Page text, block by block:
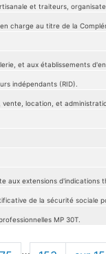
et traiteurs,
charge au titre de la
et aux établissements
indépendants (RID).
location, et
aux extensions d'indications
de la sécurité sociale
MP 30T.
…